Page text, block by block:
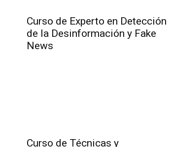
Curso de Experto en Detección
de la Desinformación y Fake
News
Curso de Técnicas y